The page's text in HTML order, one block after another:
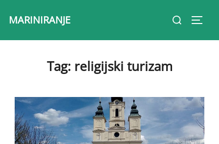
MARINIRANJE
Search
Tag: religijski turizam